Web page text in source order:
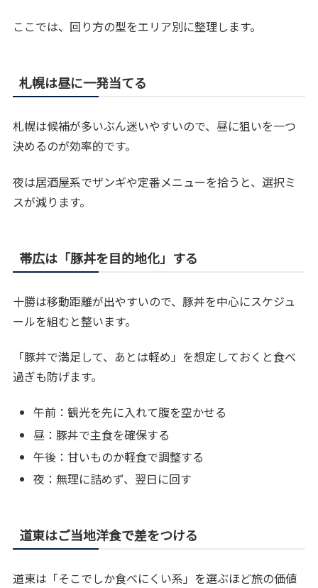
ここでは、回り方の型をエリア別に整理します。
札幌は昼に一発当てる
札幌は候補が多いぶん迷いやすいので、昼に狙いを一つ
決めるのが効率的です。
夜は居酒屋系でザンギや定番メニューを拾うと、選択ミ
スが減ります。
帯広は「豚丼を目的地化」する
十勝は移動距離が出やすいので、豚丼を中心にスケジュ
ールを組むと整います。
「豚丼で満足して、あとは軽め」を想定しておくと食べ
過ぎも防げます。
午前：観光を先に入れて腹を空かせる
昼：豚丼で主食を確保する
午後：甘いものか軽食で調整する
夜：無理に詰めず、翌日に回す
道東はご当地洋食で差をつける
道東は「そこでしか食べにくい系」を選ぶほど旅の価値